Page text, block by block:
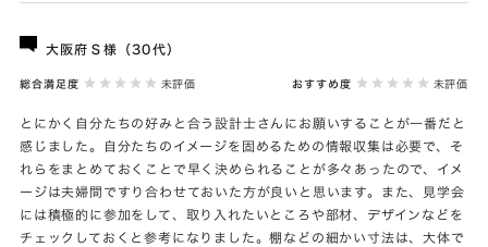
大阪府Ｓ様（30代）
総合満足度 未評価 おすすめ度 未評価
とにかく自分たちの好みと合う設計士さんにお願いすることが一番だと
感じました。自分たちのイメージを固めるための情報収集は必要で、そ
れらをまとめておくことで早く決められることが多々あったので、イメ
ージは夫婦間ですり合わせておいた方が良いと思います。また、見学会
には積極的に参加をして、取り入れたいところや部材、デザインなどを
チェックしておくと参考になりました。棚などの細かい寸法は、大体で